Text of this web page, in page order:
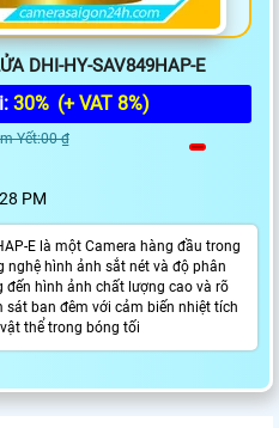
DHI-HY-SAV849HAP-E
30% (+ VAT 8%)
Yết:00 ₫
PM
E là một Camera hàng đầu trong
nghệ hình ảnh sắt nét và độ phân
hình ảnh chất lượng cao và rõ
ban đêm với cảm biến nhiệt tích
thể trong bóng tối